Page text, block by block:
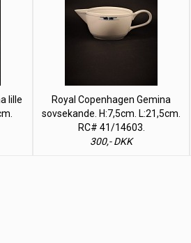
lille
Royal Copenhagen Gemina
sovsekande. H:7,5cm. L:21,5cm.
RC# 41/14603.
300,- DKK